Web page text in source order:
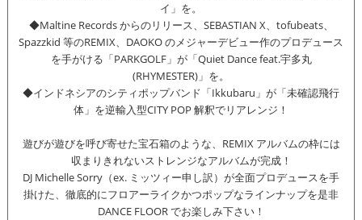
イ」を。
◆Maltine Records からのリリース、SEBASTIAN X、tofubeats、
Spazzkid 等のREMIX、DAOKO のメジャーデビュー作のプロデュース
を手がける「PARKGOLF」が「Quiet Dance feat.宇多丸
(RHYMESTER)」を。
◆インドネシアのシティポップバンド「Ikkubaru」が「未確認飛行
体」を逆輸入型CITY POP 解釈でリアレンジ！
遊びが遊びを呼び寄せた宝石箱のような、REMIX アルバムの枠には
収まりきれないストレンジなアルバムが完成！
DJ Michelle Sorry（ex. ミッツィー申し訳）が全面プロデュースを手
掛けた、徹底的にフロアーライクかつポップなラインナップを是非
DANCE FLOOR でお楽しみ下さい！